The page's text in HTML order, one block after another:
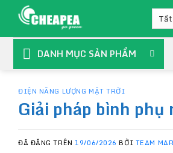
Chuyển
nội
DANH MỤC SẢN PHẨM
ĐIỆN NĂNG LƯỢNG MẶT TRỜI
Giải pháp bình
ĐÃ ĐĂNG TRÊN19/06/2026 BỞI TEAM